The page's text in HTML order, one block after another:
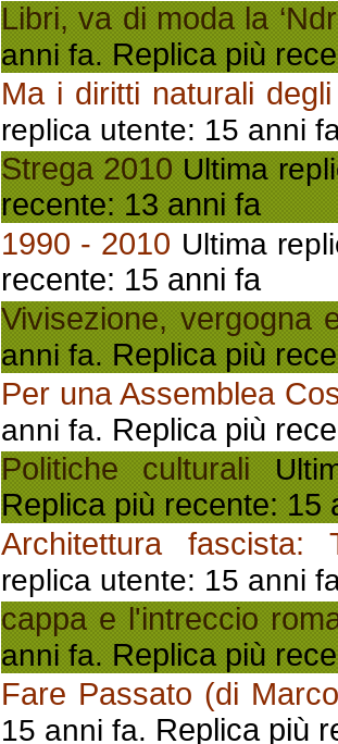
Libri, va di moda la
anni fa. Replica più
Ma i diritti naturali
replica utente: 15 anni
Strega 2010 Ultima
recente: 13 anni fa
1990 - 2010 Ultima
recente: 15 anni fa
Vivisezione, vergogna
anni fa. Replica più
Per una Assemblea
anni fa. Replica più
Politiche culturali
Replica più recente: 15
Architettura fascista:
replica utente: 15 anni
cappa e l'intreccio
anni fa. Replica più
Fare Passato (di
15 anni fa. Replica più